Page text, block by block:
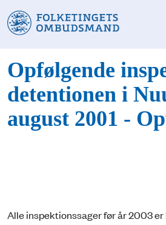
Opfølgende
detentionen i
august 2001 -
Alle inspektionssager før år 2003